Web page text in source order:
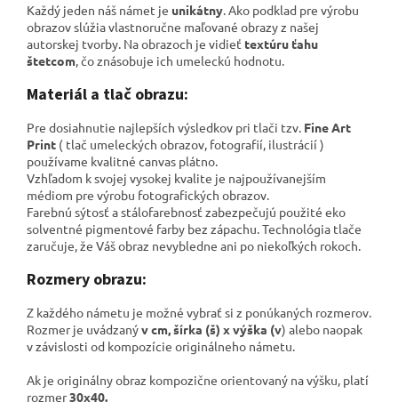
Každý jeden náš námet je unikátny. Ako podklad pre výrobu
obrazov slúžia vlastnoručne maľované obrazy z našej
autorskej tvorby. Na obrazoch je vidieť textúru ťahu
štetcom, čo znásobuje ich umeleckú hodnotu.
Materiál a tlač obrazu:
Pre dosiahnutie najlepších výsledkov pri tlači tzv. Fine Art
Print ( tlač umeleckých obrazov, fotografií, ilustrácií )
používame kvalitné canvas plátno.
Vzhľadom k svojej vysokej kvalite je najpoužívanejším
médiom pre výrobu fotografických obrazov.
Farebnú sýtosť a stálofarebnosť zabezpečujú použité eko
solventné pigmentové farby bez zápachu. Technológia tlače
zaručuje, že Váš obraz nevybledne ani po niekoľkých rokoch.
Rozmery obrazu:
Z každého námetu je možné vybrať si z ponúkaných rozmerov.
Rozmer je uvádzanýv cm, šírka (š) x výška (v) alebo naopak
v závislosti od kompozície originálneho námetu.
Ak je originálny obraz kompozične orientovaný na výšku, platí
rozmer30x40.